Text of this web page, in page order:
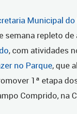
Municipal
semana repleto
, com atividades
no Parque, que
1ª etapa
Comprido, na